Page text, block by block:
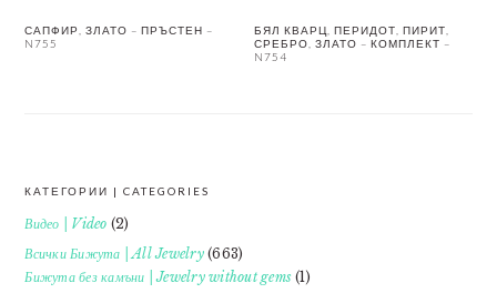
САПФИР, ЗЛАТО – ПРЪСТЕН –
N755
БЯЛ КВАРЦ, ПЕРИДОТ, ПИРИТ,
СРЕБРО, ЗЛАТО – КОМПЛЕКТ –
N754
FOOTER
КАТЕГОРИИ | CATEGORIES
Видео | Video (2)
Всички Бижута | All Jewelry(663)
Бижута без камъни | Jewelry without gems (1)